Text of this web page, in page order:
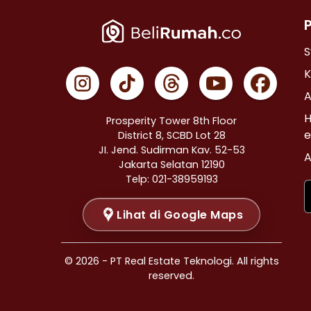
Properti Dijual di Johar Baru >
Properti Dijual di Menteng >
Properti Dijual di Tanah Abang >
Properti Dijual di Kramat >
Properti Dijual di Bendungan Hilir >
Properti Dijual di Jakarta Selatan >
Properti Dijual di Cilandak >
Properti Dijual di Gandaria Selatan >
Properti Dijual di Cipete Selatan >
Properti Dijual di Lenteng Agung >
Properti Dijual di Pondok Pinang >
Properti Dijual di Kebayoran Baru >
Properti Dijual di Mampang Prapatan >
Prosperity Tower 8th Floor
District 8, SCBD Lot 28
JI. Jend. Sudirman Kav. 52-53
Jakarta Selatan 12190
Telp: 021-38959193
Lihat di Google Maps
© 2026 - PT Real Estate Teknologi. All rights
reserved.